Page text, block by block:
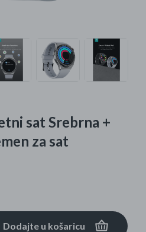
sat Srebrna +
za sat
Dodajte u košaricu